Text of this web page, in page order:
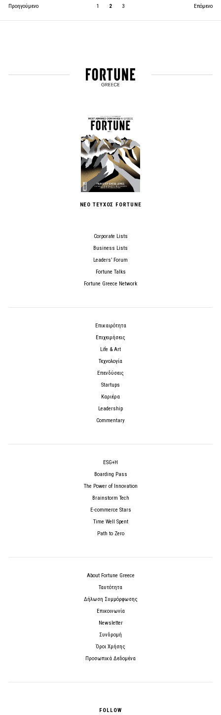
Προηγούμενο 1 2 3 Επόμενο
ΝΕΟ ΤΕΥΧΟΣ FORTUNE
Corporate Lists
Business Lists
Leaders’ Forum
Fortune Talks
Fortune Greece Network
Επικαιρότητα
Επιχειρήσεις
Life & Art
Τεχνολογία
Επενδύσεις
Startups
Καριέρα
Leadership
Commentary
ESG+H
Boarding Pass
The Power of Innovation
Brainstorm Tech
E-commerce Stars
Time Well Spent
Path to Zero
About Fortune Greece
Ταυτότητα
Δήλωση Συμμόρφωσης
Επικοινωνία
Newsletter
Συνδρομή
Όροι Χρήσης
Προσωπικά Δεδομένα
FOLLOW